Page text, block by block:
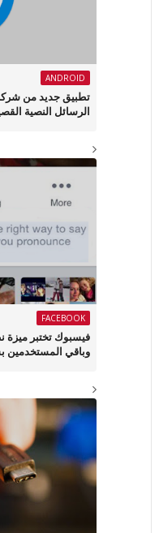
ANDROID
الرسائل النصية
FACEBOOK
فيسبوك تختبر
وباقي